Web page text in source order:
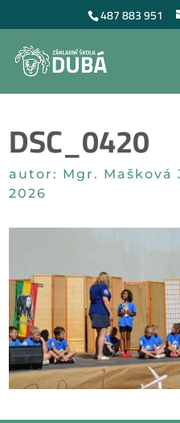
487 883 951
DSC_0420
autor: Mgr. Mašková
2026